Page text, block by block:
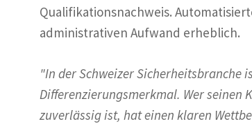
Qualifikationsnachweis.
administrativen Aufwand erheblich.
"In der Schweizer
Differenzierungsmerkmal. Wer seinen
zuverlässig ist, hat einen klaren